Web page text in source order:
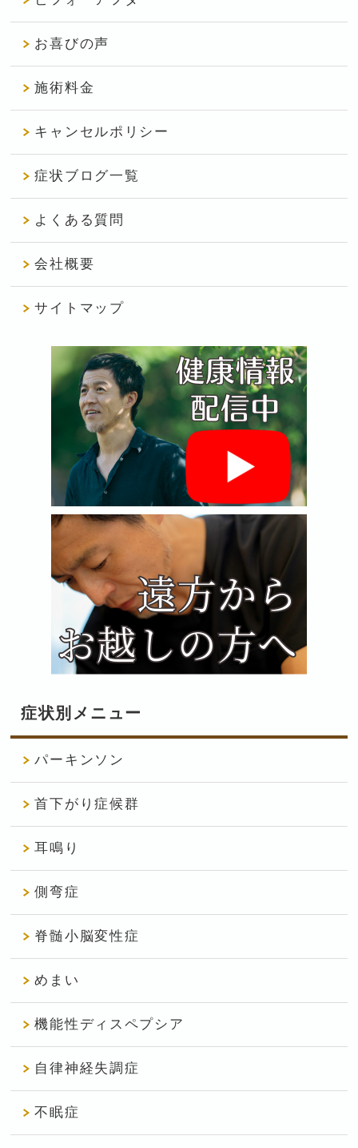
お喜びの声
施術料金
キャンセルポリシー
症状ブログ一覧
よくある質問
会社概要
サイトマップ
症状別メニュー
パーキンソン
首下がり症候群
耳鳴り
側弯症
脊髄小脳変性症
めまい
機能性ディスペプシア
自律神経失調症
不眠症